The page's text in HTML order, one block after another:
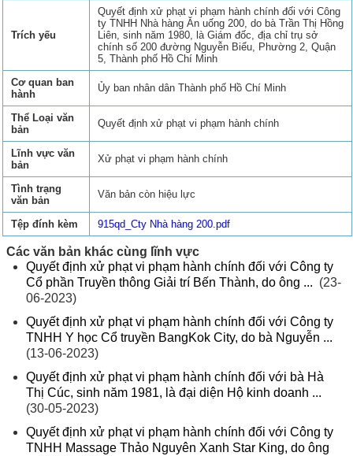
Trích yếu
Quyết định xử phạt vi phạm hành chính đối với Công
ty TNHH Nhà hàng Ăn uống 200, do bà Trần Thị Hồng
Liên, sinh năm 1980, là Giám đốc, địa chỉ trụ sở
chính số 200 đường Nguyễn Biểu, Phường 2, Quận
5, Thành phố Hồ Chí Minh
Cơ quan ban
hành
Ủy ban nhân dân Thành phố Hồ Chí Minh
Thể Loại văn
bản
Quyết định xử phạt vi phạm hành chính
Lĩnh vực văn
bản
Xử phạt vi phạm hành chính
Tình trạng
văn bản
Văn bản còn hiệu lực
Tệp đính kèm 915qd_Cty Nhà hàng 200.pdf
Các văn bản khác cùng lĩnh vực
Quyết định xử phạt vi phạm hành chính đối với Công ty
Cổ phần Truyền thông Giải trí Bến Thành, do ông ... (23-
06-2023)
Quyết định xử phạt vi phạm hành chính đối với Công ty
TNHH Y học Cổ truyền BangKok City, do bà Nguyễn ...
(13-06-2023)
Quyết định xử phạt vi phạm hành chính đối với bà Hà
Thị Cúc, sinh năm 1981, là đại diện Hộ kinh doanh ...
(30-05-2023)
Quyết định xử phạt vi phạm hành chính đối với Công ty
TNHH Massage Thảo Nguyên Xanh Star King, do ông